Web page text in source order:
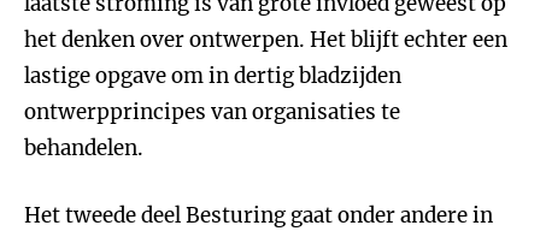
het denken over ontwerpen. Het blijft echter een
lastige opgave om in dertig bladzijden
ontwerpprincipes van organisaties te
behandelen.
Het tweede deel Besturing gaat onder andere in